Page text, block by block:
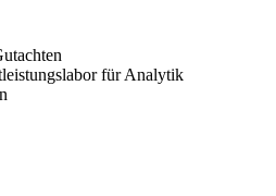
für Analytik